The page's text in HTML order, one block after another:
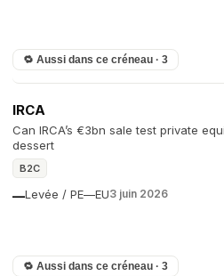
🔁 Aussi dans ce créneau · 3
IRCA
Can IRCA’s €3bn sale test private
dessert
B2C
Levée / PE
— —EU3 juin 2026
🔁 Aussi dans ce créneau · 3